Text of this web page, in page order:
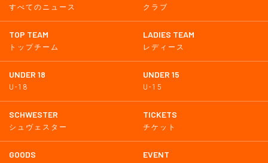
すべてのニュース クラブ
TOP TEAM
トップチーム
LADIES TEAM
レディース
UNDER 18
U-18
UNDER 15
U-15
SCHWESTER
シュヴェスター
TICKETS
チケット
GOODS EVENT